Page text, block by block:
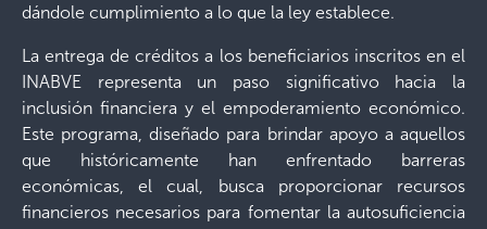
dándole cumplimiento a lo que la ley establece.
La entrega de créditos a los beneficiarios inscritos en el
INABVE representa un paso significativo hacia la
inclusión financiera y el empoderamiento económico.
Este programa, diseñado para brindar apoyo a aquellos
que históricamente han enfrentado barreras
económicas, el cual, busca proporcionar recursos
financieros necesarios para fomentar la autosuficiencia